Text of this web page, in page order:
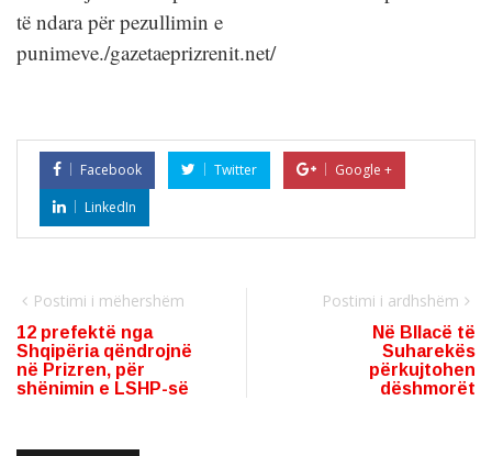
të ndara për pezullimin e
punimeve./gazetaeprizrenit.net/
Facebook Twitter
Google +
LinkedIn
Postimi i mëhershëm
12 prefektë nga
Shqipëria qëndrojnë
në Prizren, për
shënimin e LSHP-së
Postimi i ardhshëm
Në Bllacë të
Suharekës
përkujtohen
dëshmorët